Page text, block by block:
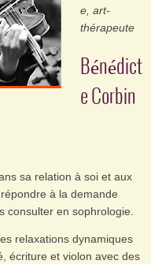
e, art-
thérapeute
Bénédict
e Corbin
sa relation à soi et aux
à la demande
consulter en sophrologie.
relaxations dynamiques
écriture et violon avec des